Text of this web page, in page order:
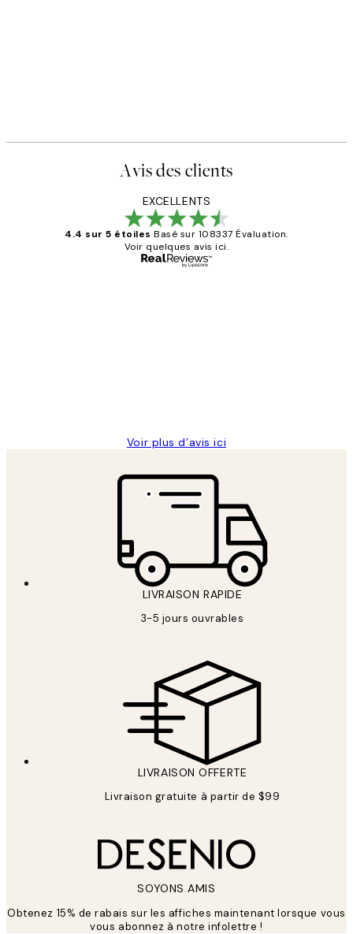
Avis des clients
EXCELLENTS
4.4 sur 5 étoiles Basé sur 108337 Évaluation.
Voir quelques avis ici.
Voir plus d’avis ici
LIVRAISON RAPIDE
3-5 jours ouvrables
LIVRAISON OFFERTE
Livraison gratuite à partir de $99
SOYONS AMIS
Obtenez 15% de rabais sur les affiches maintenant lorsque vous
vous abonnez à notre infolettre !